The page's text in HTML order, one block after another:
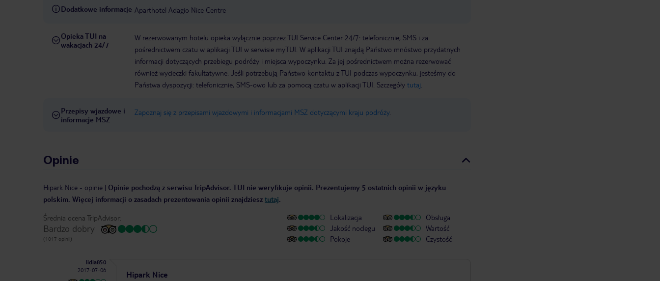
Dodatkowe informacje Aparthotel Adagio Nice Centre
Opieka TUI na
wakacjach 24/7
W rezerwowanym hotelu opieka wyłącznie poprzez TUI Service Center 24/7: telefonicznie, SMS i za
pośrednictwem czatu w aplikacji TUI w serwisie myTUI. W aplikacji TUI znajdą Państwo mnóstwo przydatnych
informacji dotyczących przebiegu podróży i miejsca wypoczynku. Za jej pośrednictwem można rezerwować
również wycieczki fakultatywne. Jeśli potrzebują Państwo kontaktu z TUI podczas wypoczynku, jesteśmy do
Państwa dyspozycji: telefonicznie, SMS-owo lub za pomocą czatu w aplikacji TUI. Szczegóły tutaj
Przepisy wjazdowe i
informacje MSZ
Zapoznaj się z przepisami wjazdowymi i informacjami MSZ dotyczącymi kraju podróży.
Opinie
Hipark Nice - opinie | Opinie pochodzą z serwisu TripAdvisor. TUI nie weryfikuje opinii. Prezentujemy 5 ostatnich opinii w języku
polskim. Więcej informacji o zasadach prezentowania opinii znajdziesz tutaj.
Średnia ocena TripAdvisor:
Bardzo dobry
(1017 opinii)
Lokalizacja
Jakość noclegu
Pokoje
Obsługa
Wartość
Czystość
lidia850
2017-07-06
Hipark Nice